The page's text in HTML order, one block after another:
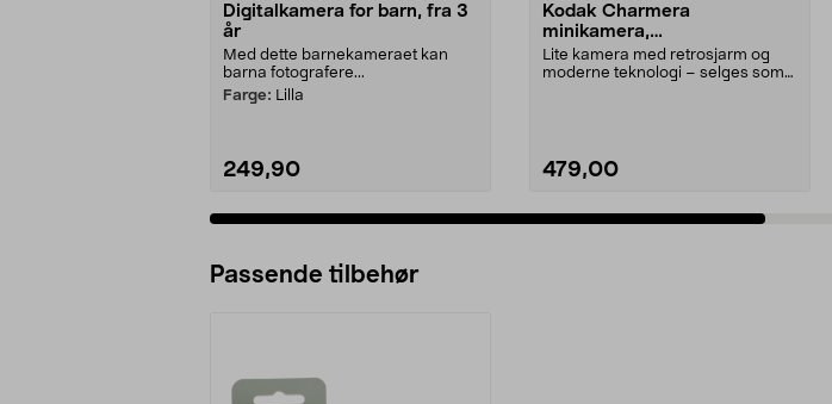
Digitalkamera for barn, fra 3
år
Med dette barnekameraet kan
barna fotografere...
Farge: Lilla
249,90
Kodak Charmera
minikamera,
nøkkelringkamera
Lite kamera med retrosjarm og
moderne teknologi – selges som
479,00
Passende tilbehør